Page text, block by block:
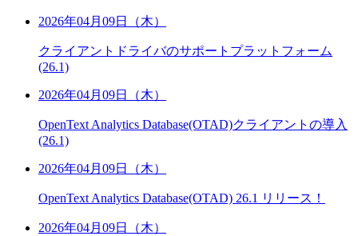
2026年04月09日（木）
クライアントドライバのサポートプラットフォーム
(26.1)
2026年04月09日（木）
OpenText Analytics Database(OTAD)クライアントの導入
(26.1)
2026年04月09日（木）
OpenText Analytics Database(OTAD) 26.1 リリース！
2026年04月09日（木）